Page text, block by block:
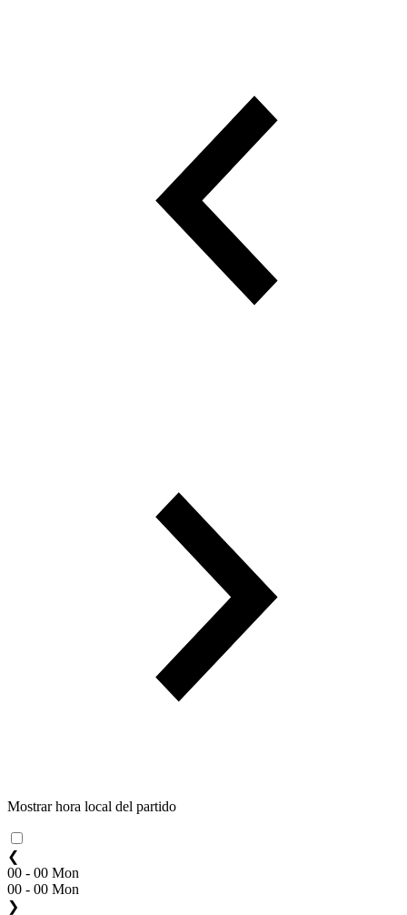
Mostrar hora local del partido
❮
00 - 00 Mon
00 - 00 Mon
❯